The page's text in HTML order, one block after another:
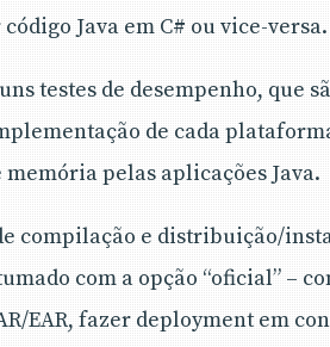
Java em C# ou vice-versa.
testes de desempenho, que
de cada
pelas aplicações Java.
compilação e distribuição/
com a opção “oficial” –
EAR, fazer deployment em